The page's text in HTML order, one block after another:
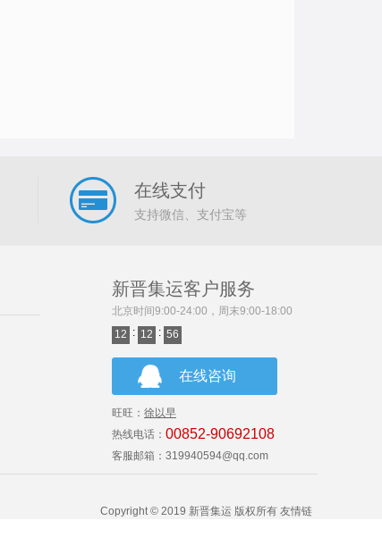
在线支付
支持微信、支付宝等
新晋集运客户服务
北京时间9:00-24:00，周末9:00-18:00
12 : 12 : 56
在线咨询
旺旺： 徐以早
热线电话： 00852-90692108
客服邮箱： 319940594@qq.com
Copyright © 2019 新晋集运 版权所有 友情链